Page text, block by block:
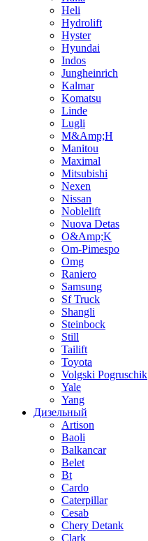
Heli
Hydrolift
Hyster
Hyundai
Indos
Jungheinrich
Kalmar
Komatsu
Linde
Lugli
M&Amp;H
Manitou
Maximal
Mitsubishi
Nexen
Nissan
Noblelift
Nuova Detas
O&Amp;K
Om-Pimespo
Omg
Raniero
Samsung
Sf Truck
Shangli
Steinbock
Still
Tailift
Toyota
Volgski Pogruschik
Yale
Yang
Дизельный
Artison
Baoli
Balkancar
Belet
Bt
Cardo
Caterpillar
Cesab
Chery Detank
Clark